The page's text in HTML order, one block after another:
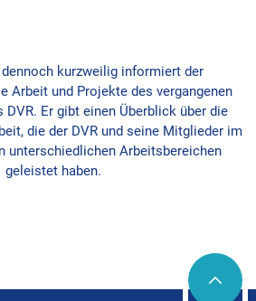
kurzweilig informiert der
Arbeit und Projekte des vergangenen
Er gibt einen Überblick über die
die der DVR und seine Mitglieder im
unterschiedlichen Arbeitsbereichen
geleistet haben.